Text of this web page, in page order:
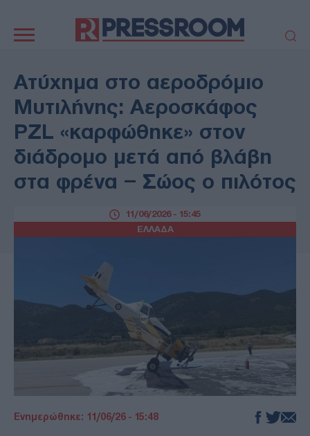
πλοήγηση
ΠΟΛΙΤΙΚΗ
ΤΟΥΡΚΙΑ
ΕΛΛΑΔΑ
ΕΚΚΛΗΣΙΑ
ΑΜΥΝΑ
ΔΙΕΘΝΗ
ΚΥΠΡΟΣ
MEDIA
LIFESTYLE
SPORTS
ΑΥΤΟΔΙΟΙΚΗΣΗ
ΤΕΧΝΟΛΟΓΙΑ
ΠΑΡΑΞΕΝΑ
ΖΩΔΙΑ
Ατύχημα στο αεροδρόμιο
Μυτιλήνης: Αεροσκάφος
PZL «καρφώθηκε» στον
διάδρομο μετά από βλάβη
στα φρένα – Σώος ο πιλότος
ΕΛΛΑΔΑ
11/06/2026 - 15:45
Ενημερώθηκε: 11/06/26 - 15:48